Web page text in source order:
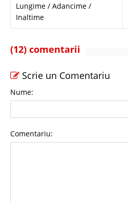
Lungime / Adancime /
Inaltime
(12) comentarii
Scrie un Comentariu
Nume:
Comentariu: